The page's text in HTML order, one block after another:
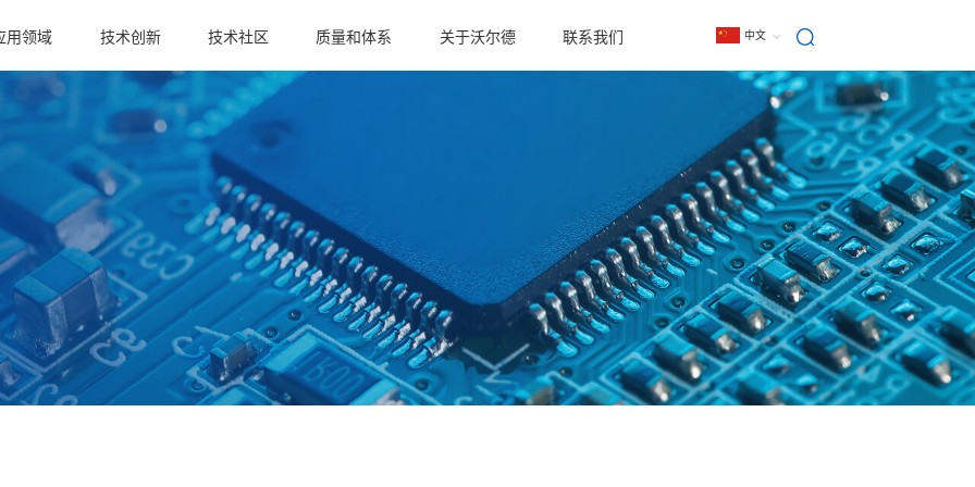
用领域 技术创新 技术社区 质量和体系 关于沃尔德 联系我们 中文